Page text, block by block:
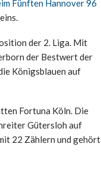
Fünften Hannover 96
der 2. Liga. Mit
der Bestwert der
Königsblauen auf
Fortuna Köln. Die
Gütersloh auf
22 Zählern und gehört